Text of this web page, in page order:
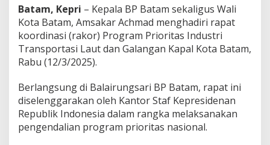
a
m
H
a
d
R
a
p
a
Batam, Kepri – Kepala BP Batam sekaligus Wali
Kota Batam, Amsakar Achmad menghadiri rapat
koordinasi (rakor) Program Prioritas Industri
Transportasi Laut dan Galangan Kapal Kota Batam,
Rabu (12/3/2025).
Berlangsung di Balairungsari BP Batam, rapat ini
diselenggarakan oleh Kantor Staf Kepresidenan
Republik Indonesia dalam rangka melaksanakan
pengendalian program prioritas nasional.